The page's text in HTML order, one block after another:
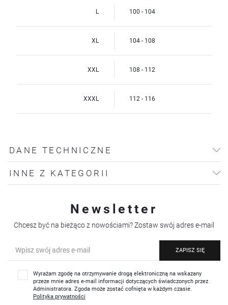
L 100 - 104
XL 104 - 108
XXL 108 - 112
XXXL 112 - 116
DANE TECHNICZNE
INNE Z KATEGORII
Newsletter
Chcesz być na bieżąco z nowościami? Zostaw swój adres e-mail
ZAPISZ SIĘ
Wyrażam zgodę na otrzymywanie drogą elektroniczną na wskazany
przeze mnie adres e-mail informacji dotyczących świadczonych przez
Administratora. Zgoda może zostać cofnięta w każdym czasie.
Polityka prywatności